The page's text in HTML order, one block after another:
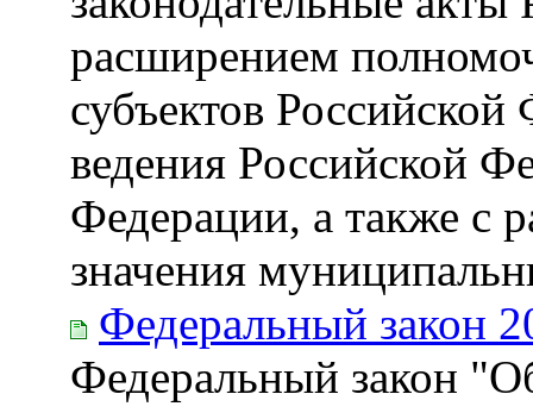
расширением
субъектов
ведения Российской
Федерации, а также с
значения
Федеральный закон
Федеральный закон